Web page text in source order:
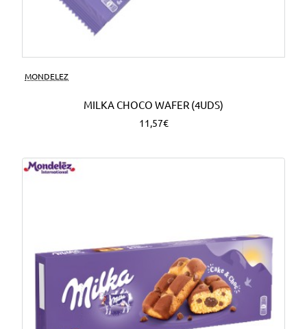
MONDELEZ
MILKA CHOCO WAFER (4UDS)
11,57€